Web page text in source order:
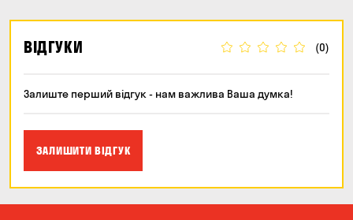
ВІДГУКИ (0)
Залиште перший відгук - нам важлива Ваша думка!
ЗАЛИШИТИ ВІДГУК